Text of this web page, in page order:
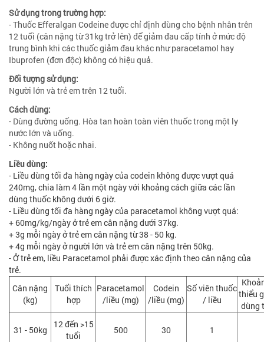
Sử dụng trong trường hợp:
- Thuốc Efferalgan Codeine được chỉ định dùng cho bệnh nhân trên
12 tuổi (cân nặng từ 31kg trở lên) để giảm đau cấp tính ở mức độ
trung bình khi các thuốc giảm đau khác như paracetamol hay
Ibuprofen (đơn độc) không có hiệu quả.
Đối tượng sử dụng:
Người lớn và trẻ em trên 12 tuổi.
Cách dùng:
- Dùng đường uống. Hòa tan hoàn toàn viên thuốc trong một ly
nước lớn và uống.
- Không nuốt hoặc nhai.
Liều dùng:
- Liều dùng tối đa hàng ngày của codein không được vượt quá
240mg, chia làm 4 lần một ngày với khoảng cách giữa các lần
dùng thuốc không dưới 6 giờ.
- Liều dùng tối đa hàng ngày của paracetamol không vượt quá:
+ 60mg/kg/ngày ở trẻ em cân nặng dưới 37kg.
+ 3g mỗi ngày ở trẻ em cân nặng từ 38 - 50 kg.
+ 4g mỗi ngày ở người lớn và trẻ em cân nặng trên 50kg.
- Ở trẻ em, liều Paracetamol phải được xác định theo cân nặng của
trẻ.
Cân nặng
(kg)
Tuổi thích
hợp
Paracetamol
/liều (mg)
Codein
/liều (mg)
Số viên thuốc
/ liều
thiểu
dùng
31 - 50kg
12 đến >15
tuổi
500 30 1